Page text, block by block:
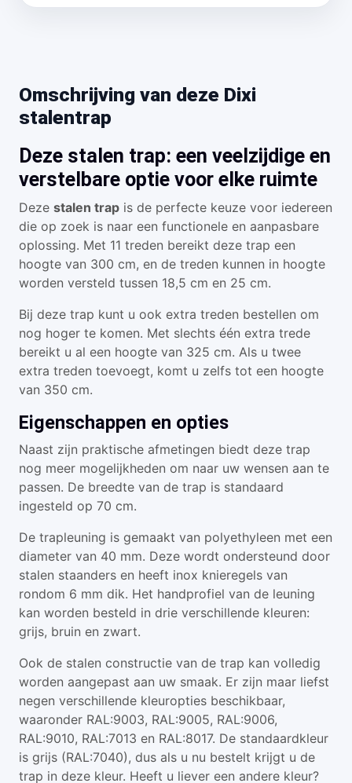
Omschrijving van deze Dixi
stalentrap
Deze stalen trap: een veelzijdige en
verstelbare optie voor elke ruimte
Deze stalen trap is de perfecte keuze voor iedereen
die op zoek is naar een functionele en aanpasbare
oplossing. Met 11 treden bereikt deze trap een
hoogte van 300 cm, en de treden kunnen in hoogte
worden versteld tussen 18,5 cm en 25 cm.
Bij deze trap kunt u ook extra treden bestellen om
nog hoger te komen. Met slechts één extra trede
bereikt u al een hoogte van 325 cm. Als u twee
extra treden toevoegt, komt u zelfs tot een hoogte
van 350 cm.
Eigenschappen en opties
Naast zijn praktische afmetingen biedt deze trap
nog meer mogelijkheden om naar uw wensen aan te
passen. De breedte van de trap is standaard
ingesteld op 70 cm.
De trapleuning is gemaakt van polyethyleen met een
diameter van 40 mm. Deze wordt ondersteund door
stalen staanders en heeft inox knieregels van
rondom 6 mm dik. Het handprofiel van de leuning
kan worden besteld in drie verschillende kleuren:
grijs, bruin en zwart.
Ook de stalen constructie van de trap kan volledig
worden aangepast aan uw smaak. Er zijn maar liefst
negen verschillende kleuropties beschikbaar,
waaronder RAL:9003, RAL:9005, RAL:9006,
RAL:9010, RAL:7013 en RAL:8017. De standaardkleur
is grijs (RAL:7040), dus als u nu bestelt krijgt u de
trap in deze kleur. Heeft u liever een andere kleur?